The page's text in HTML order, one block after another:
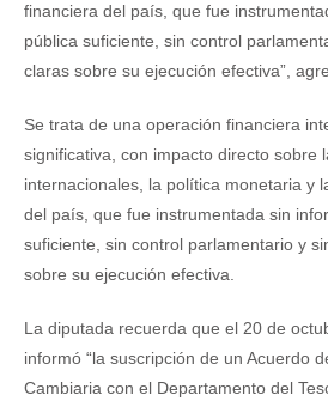
financiera del país, que fue
pública suficiente, sin control
claras sobre su ejecución efectiva”,
Se trata de una operación financiera
significativa, con impacto directo sobre
internacionales, la política monetaria y
del país, que fue instrumentada sin
suficiente, sin control parlamentario y
sobre su ejecución efectiva.
La diputada recuerda que el 20 de
informó “la suscripción de un Acuerdo
Cambiaria con el Departamento del